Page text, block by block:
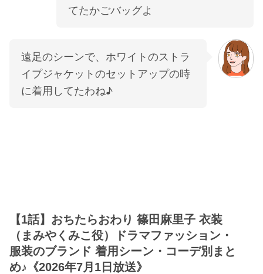
てたかごバッグよ
遠足のシーンで、ホワイトのストラ
イプジャケットのセットアップの時
に着用してたわね♪
【1話】おちたらおわり 篠田麻里子 衣装
（まみやくみこ役）ドラマファッション・
服装のブランド 着用シーン・コーデ別まと
め♪《2026年7月1日放送》